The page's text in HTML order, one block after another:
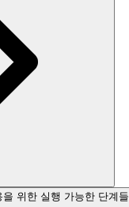
위한 실행 가능한 단계들